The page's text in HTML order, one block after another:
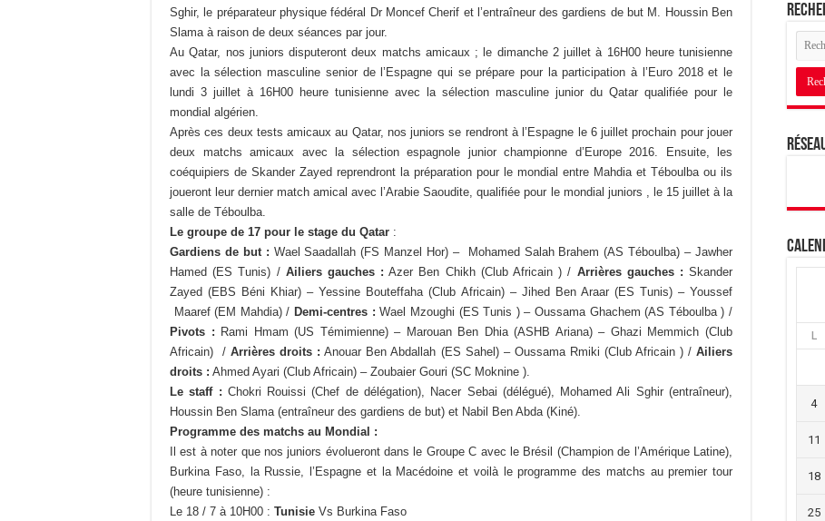
Sghir, le préparateur physique fédéral Dr Moncef Cherif et l’entraîneur des gardiens de but M. Houssin Ben
Slama à raison de deux séances par jour.
Au Qatar, nos juniors disputeront deux matchs amicaux ; le dimanche 2 juillet à 16H00 heure tunisienne
avec la sélection masculine senior de l’Espagne qui se prépare pour la participation à l’Euro 2018 et le
lundi 3 juillet à 16H00 heure tunisienne avec la sélection masculine junior du Qatar qualifiée pour le
mondial algérien.
Après ces deux tests amicaux au Qatar, nos juniors se rendront à l’Espagne le 6 juillet prochain pour jouer
deux matchs amicaux avec la sélection espagnole junior championne d’Europe 2016. Ensuite, les
coéquipiers de Skander Zayed reprendront la préparation pour le mondial entre Mahdia et Téboulba ou ils
joueront leur dernier match amical avec l’Arabie Saoudite, qualifiée pour le mondial juniors , le 15 juillet à la
salle de Téboulba.
Le groupe de 17 pour le stage du Qatar :
Gardiens de but : Wael Saadallah (FS Manzel Hor) – Mohamed Salah Brahem (AS Téboulba) – Jawher
Hamed (ES Tunis) / Ailiers gauches : Azer Ben Chikh (Club Africain ) / Arrières gauches : Skander
Zayed (EBS Béni Khiar) – Yessine Bouteffaha (Club Africain) – Jihed Ben Araar (ES Tunis) – Youssef
Maaref (EM Mahdia) / Demi-centres : Wael Mzoughi (ES Tunis ) – Oussama Ghachem (AS Téboulba ) /
Pivots : Rami Hmam (US Témimienne) – Marouan Ben Dhia (ASHB Ariana) – Ghazi Memmich (Club
Africain) /Arrières droits : Anouar Ben Abdallah (ES Sahel) – Oussama Rmiki (Club Africain ) /Ailiers
droits : Ahmed Ayari (Club Africain) – Zoubaier Gouri (SC Moknine ).
Le staff : Chokri Rouissi (Chef de délégation), Nacer Sebai (délégué), Mohamed Ali Sghir (entraîneur),
Houssin Ben Slama (entraîneur des gardiens de but) et Nabil Ben Abda (Kiné).
Programme des matchs au Mondial :
Il est à noter que nos juniors évolueront dans le Groupe C avec le Brésil (Champion de l’Amérique Latine),
Burkina Faso, la Russie, l’Espagne et la Macédoine et voilà le programme des matchs au premier tour
(heure tunisienne) :
Le 18 / 7 à 10H00 : Tunisie Vs Burkina Faso
L
4
11
18
25